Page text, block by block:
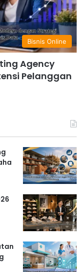
Bisnis Online
Agency
Pelanggan